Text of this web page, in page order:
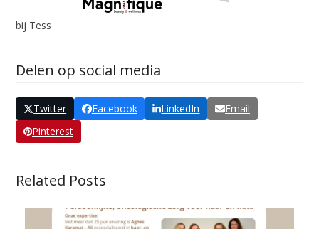
bij Tess
Delen op social media
Twitter Facebook LinkedIn
Email
Pinterest
Related Posts